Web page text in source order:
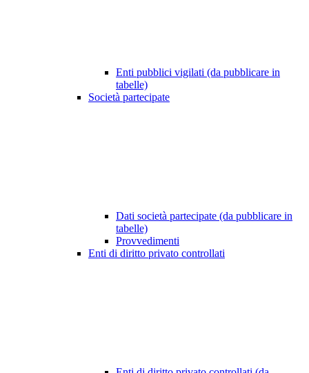
Enti pubblici vigilati (da pubblicare in
tabelle)
Società partecipate
Dati società partecipate (da pubblicare in
tabelle)
Provvedimenti
Enti di diritto privato controllati